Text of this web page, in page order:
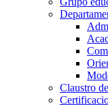
Claustro